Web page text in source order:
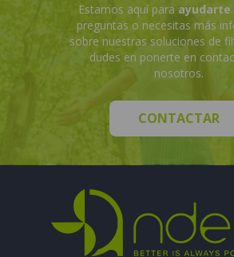
Estamos aquí para ayudarte
preguntas o necesitas más
sobre nuestras soluciones de
dudes en ponerte en
nosotros.
CONTACTAR